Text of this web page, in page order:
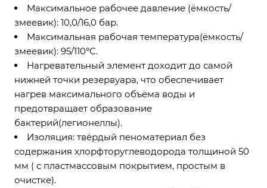
Максимальное рабочее давление (ёмкость/
змеевик): 10,0/16,0 бар.
Максимальная рабочая температура(ёмкость/
змеевик): 95/110°С.
Нагревательный элемент доходит до самой
нижней точки резервуара, что обеспечивает
нагрев максимального объёма воды и
предотвращает образование
бактерий(легионеллы).
Изоляция: твёрдый пеноматериал без
содержания хлорфторуглеводорода толщиной 50
мм ( с пластмассовым покрытием, простым в
очистке).